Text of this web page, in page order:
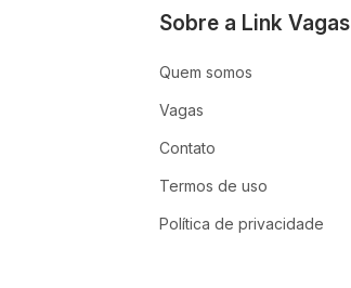
Sobre a Link Vagas
Quem somos
Vagas
Contato
Termos de uso
Política de privacidade